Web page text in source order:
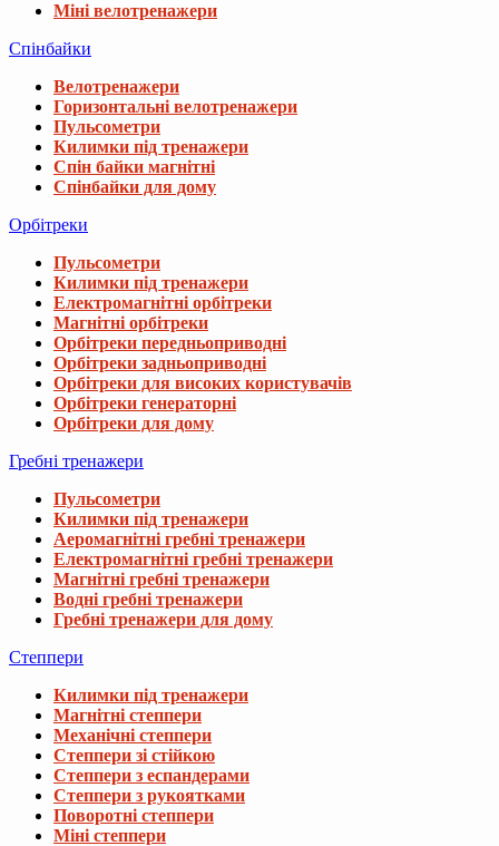
Міні велотренажери
Спінбайки
Велотренажери
Горизонтальні велотренажери
Пульсометри
Килимки під тренажери
Спін байки магнітні
Спінбайки для дому
Орбітреки
Пульсометри
Килимки під тренажери
Електромагнітні орбітреки
Магнітні орбітреки
Орбітреки передньоприводні
Орбітреки задньоприводні
Орбітреки для високих користувачів
Орбітреки генераторні
Орбітреки для дому
Гребні тренажери
Пульсометри
Килимки під тренажери
Аеромагнітні гребні тренажери
Електромагнітні гребні тренажери
Магнітні гребні тренажери
Водні гребні тренажери
Гребні тренажери для дому
Степпери
Килимки під тренажери
Магнітні степпери
Механічні степпери
Степпери зі стійкою
Степпери з еспандерами
Степпери з рукоятками
Поворотні степпери
Міні степпери